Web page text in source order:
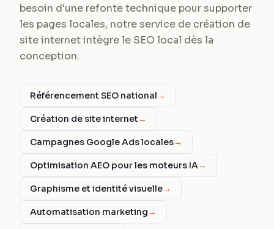
besoin d'une refonte technique pour supporter
les pages locales, notre service de création de
site internet intègre le SEO local dès la
conception.
Référencement SEO national→
Création de site internet→
Campagnes Google Ads locales→
Optimisation AEO pour les moteurs IA→
Graphisme et identité visuelle→
Automatisation marketing→